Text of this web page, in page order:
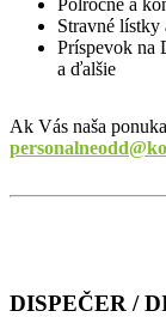
Polročné a
Stravné lístky
Príspevok na
a ďalšie
Ak Vás naša
DISPEČER /